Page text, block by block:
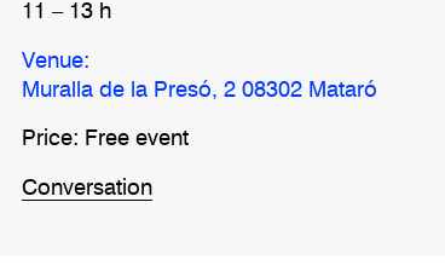
11 – 13h
Venue:
Muralla de la Presó, 2 08302 Mataró
Price: Free event
Conversation